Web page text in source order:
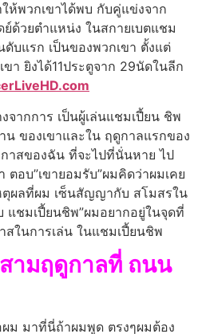
ห้พวกเขาได้พบ กับคู่แข่งจาก
ย์ด้วยตําแหน่ง ในสกายเบตแชม
บแรก เป็นของพวกเขา ตั้งแต่
า ยิงได้11ประตูจาก 29นัดในลีก
จากการ เป็นผู้เล่นแชมเปี้ยน ชิพ
น ของเขาและใน ฤดูกาลแรกของ
าสของฉัน ที่จะไปที่นั่นหาย ไป
ตอบ”เขายอมรับ”ผมคิดว่าผมเคย
ผลที่ผม เซ็นสัญญากับ สโมสรใน
แชมเปี้ยนชิพ”ผมอยากอยู่ในจุดที่
ในการเล่น ในแชมเปี้ยนชิพ
ามฤดูกาลที่ ถนน
ม มาที่นี่ถ้าผมพูด ตรงๆผมต้อง